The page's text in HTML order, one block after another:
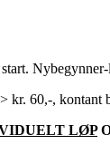
Nybegynner-
kr. 60,-, kontant
LØP